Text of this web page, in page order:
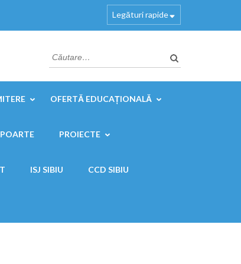
Legături rapide
Caută
după:
OFERTĂ EDUCAȚIONALĂ
PROIECTE
ISJ SIBIU CCD SIBIU